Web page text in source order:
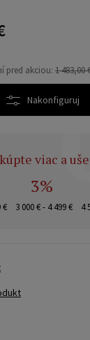
pred akciou: 1 483,00
ako 30 dní,
od uvedenia
Nakonfiguruj
viac a
€
3%
3 000 € - 4 499 € 4